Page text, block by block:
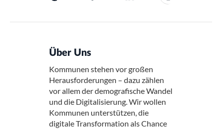
Über Uns
Kommunen stehen vor großen
Herausforderungen – dazu zählen
vor allem der demografische Wandel
und die Digitalisierung. Wir wollen
Kommunen unterstützen, die
digitale Transformation als Chance